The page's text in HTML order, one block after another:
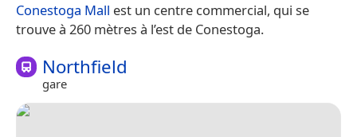
Conestoga Mall est un centre commercial, qui se
trouve à 260 mètres à l’est de Conestoga.
Northfield
gare